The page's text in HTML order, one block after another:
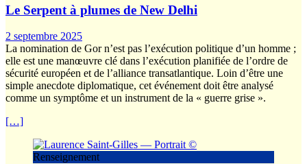
Le Serpent à plumes de New Delhi
2 septembre 2025
La nomination de Gor n’est pas l’exécution politique d’un homme ;
elle est une manœuvre clé dans l’exécution planifiée de l’ordre de
sécurité européen et de l’alliance transatlantique. Loin d’être une
simple anecdote diplomatique, cet événement doit être analysé
comme un symptôme et un instrument de la « guerre grise ».
[…]
Renseignement